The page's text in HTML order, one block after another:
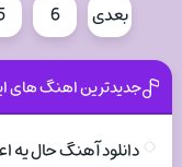
6 بعدی
جدیدترین اهنگ های
دانلود آهنگ حال